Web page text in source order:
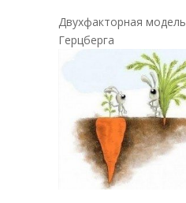
Двухфакторная модель
Герцберга